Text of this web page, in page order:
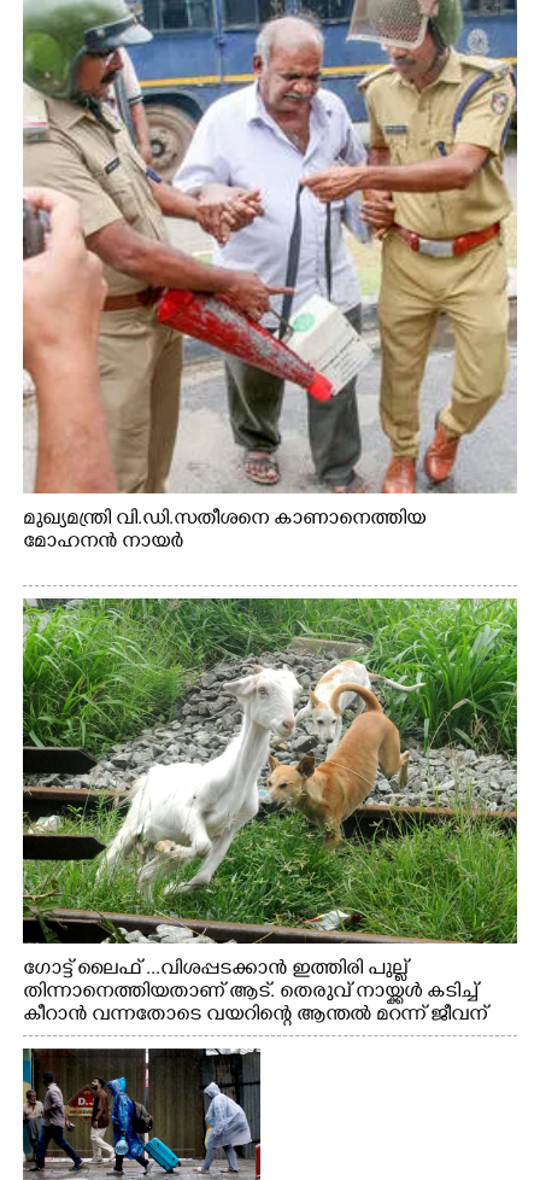
മുഖ്യമന്ത്രി വി.ഡി.സതീശനെ കാണാനെത്തിയ
മോഹനൻ നായർ
ഗോട്ട് ലൈഫ് ...വിശപ്പടക്കാൻ ഇത്തിരി പുല്ല്
തിന്നാനെത്തിയതാണ് ആട്. തെരുവ് നായ്ക്കൾ കടിച്ച്
കീറാൻ വന്നതോടെ വയറിന്റെ ആന്തൽ മറന്ന് ജീവന്
വേണ്ടിയായി ഓട്ടം. എറണാകുളം വാത്തുരുത്തിയിൽ
നിന്നുള്ള കാഴ്ച